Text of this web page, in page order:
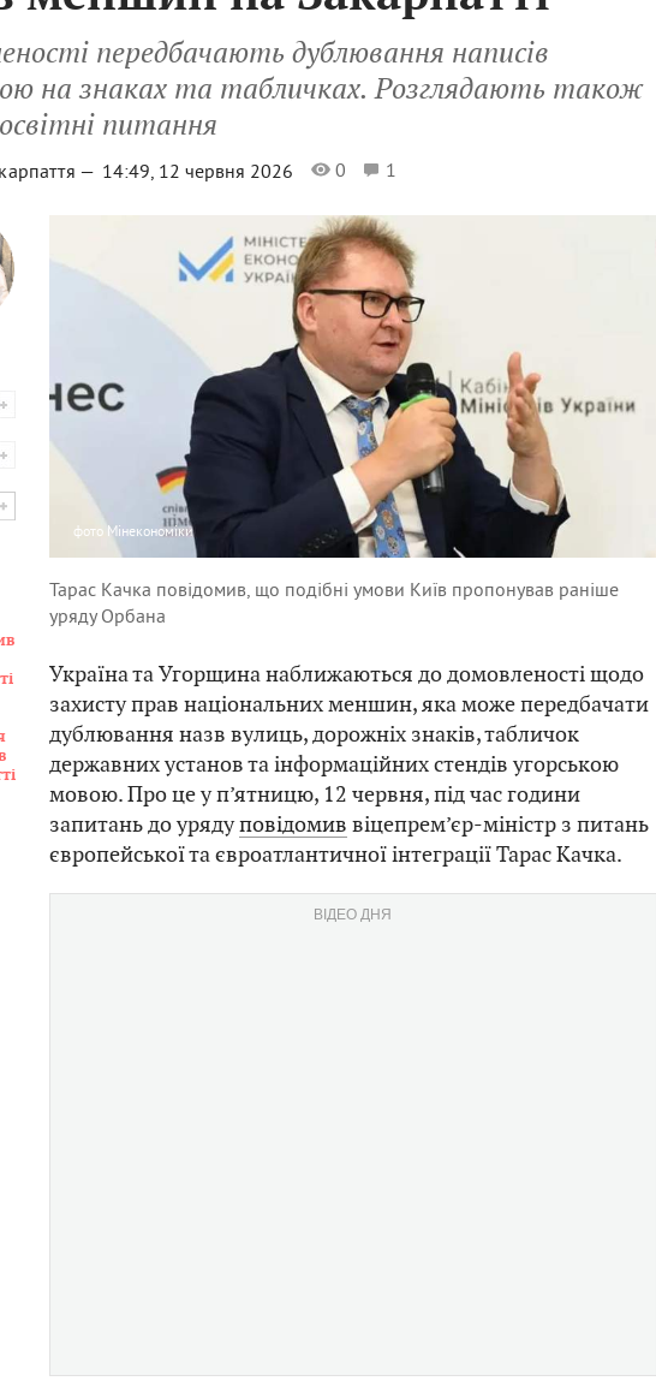
передбачають дублювання написів
на знаках та табличках. Розглядають також
питання
— 14:49, 12 червня 2026 0 1
фото Мінекономіки
Тарас Качка повідомив, що подібні умови Київ пропонував раніше
уряду Орбана
Україна та Угорщина наближаються до домовленості щодо
захисту прав національних меншин, яка може передбачати
дублювання назв вулиць, дорожніх знаків, табличок
державних установ та інформаційних стендів угорською
мовою. Про це у п’ятницю, 12 червня, під час години
запитань до урядуповідомив віцепрем’єр-міністр з питань
європейської та євроатлантичної інтеграції Тарас Качка.
ВІДЕО ДНЯ